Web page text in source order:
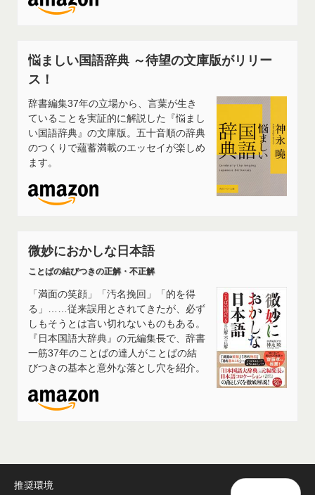
悩ましい国語辞典 ～待望の文庫版がリリー
ス！
辞書編集37年の立場から、言葉が生き
ていることを実証的に解説した『悩まし
い国語辞典』の文庫版。五十音順の辞典
のつくりで蘊蓄満載のエッセイが楽しめ
ます。
微妙におかしな日本語
ことばの結びつきの正解・不正解
「満面の笑顔」「汚名挽回」「的を得
る」……従来誤用とされてきたが、必ず
しもそうとは言い切れないものもある。
『日本国語大辞典』の元編集長で、辞書
一筋37年のことばの達人がことばの結
びつきの基本と意外な落とし穴を紹介。
推奨環境